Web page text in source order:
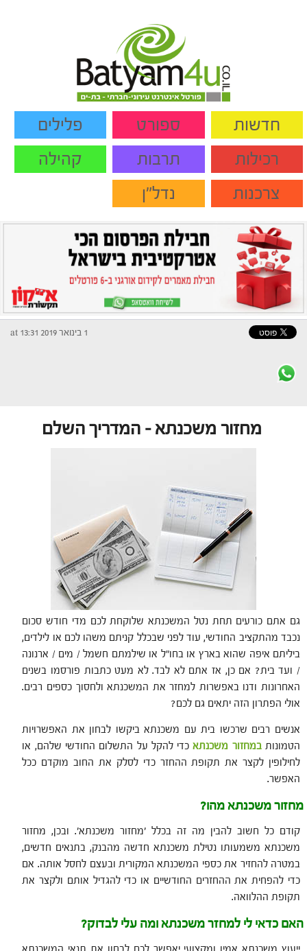
חדשות ספורט
פלילים
רכילות
תרבות
קהילה
צרכנות
נדל"ן
1 בינואר 2019 at 13:31
מחזור משכנתא – המדריך השלם
גם אתם כורעים תחת נטל המשכנתא שלוקחת לכם מדי חודש סכום
נכבד מהתקציב החודשי, עוד לפני שבכלל קניתם משהו לכם או לילדים,
ביליתם איפה שהוא בארץ או בחו״ל או שילמתם חשמל / מים / ארנונה
/ ועד בית? אם כן, אז אתם לא לבד. לא מעט כתבות פורסמו בשנים
האחרונות ודנו באפשרות למחזר את המשכנתא ולחסוך כספים רבים.
אולי הפתרון הזה יתאים גם לכם?
אנשים רבים שרכשו בית עם משכנתא ביקשו לבחון את האפשרויות
הטמונות במחזור משכנתאכדי להקל על התשלום החודשי שלהם, או
לחילופין לקצר את תקופת ההחזר כדי לסלק את החוב מוקדם ככל
האפשר.
מחזור משכנתא מהו?
קודם כל חשוב להבין מה זה בכלל ׳מחזור משכנתא׳. ובכן, מחזור
משכנתא משמעותו נטילת משכנתא חדשה מהבנק, בתנאים חדשים,
במטרה להחזיר את כספי המשכנתא המקורית ובעצם לחסל אותה. אם
כדי להפחית את ההחזרים החודשיים או כדי להגדיל אותם ולקצר את
תקופת ההלוואה.
האם כדאי לי למחזר משכנתא ומה עלי לבדוק?